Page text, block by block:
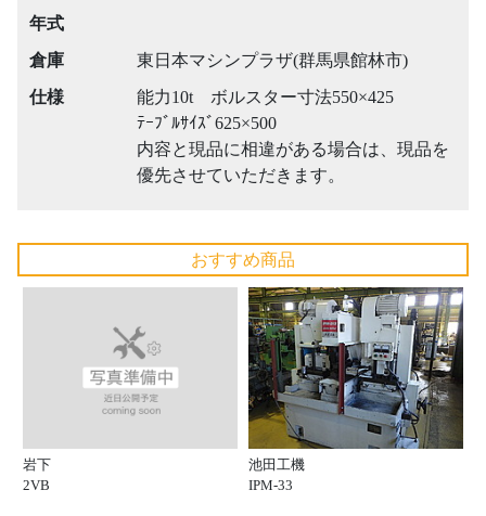
年式
倉庫
東日本マシンプラザ(群馬県館林市)
仕様
能力10t ボルスター寸法550×425
ﾃｰﾌﾞﾙｻｲｽﾞ625×500
内容と現品に相違がある場合は、現品を
優先させていただきます。
おすすめ商品
岩下
2VB
池田工機
IPM-33